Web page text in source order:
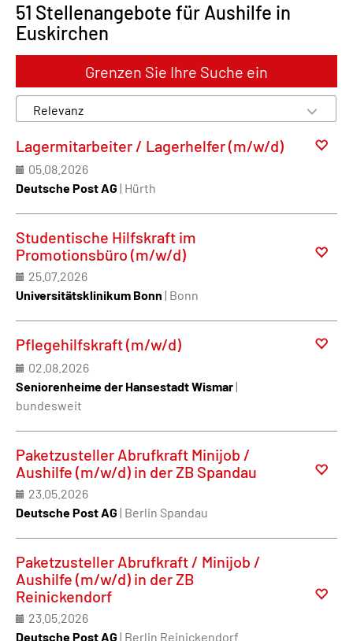
51 Stellenangebote für Aushilfe in
Euskirchen
Grenzen Sie Ihre Suche ein
Lagermitarbeiter / Lagerhelfer (m/w/d)
05.08.2026
Deutsche Post AG | Hürth
Studentische Hilfskraft im
Promotionsbüro (m/w/d)
25.07.2026
Universitätsklinikum Bonn | Bonn
Pflegehilfskraft (m/w/d)
02.08.2026
Seniorenheime der Hansestadt Wismar|
bundesweit
Paketzusteller Abrufkraft Minijob /
Aushilfe (m/w/d) in der ZB Spandau
23.05.2026
Deutsche Post AG | Berlin Spandau
Paketzusteller Abrufkraft / Minijob /
Aushilfe (m/w/d) in der ZB
Reinickendorf
23.05.2026
Deutsche Post AG | Berlin Reinickendorf